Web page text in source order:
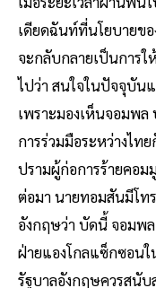
เดียดฉันท์ที่นโยบายข
จะกลับกลายเป็นการ
ไปว่า สนใจในปัจจุบัน
เพราะมองเห็นจอมพ
การร่วมมือระหว่างไท
ปรามผู้ก่อการร้ายคอม
ต่อมา นายทอมสันมีโท
อังกฤษว่า บัดนี้ จอมพ
ฝ่ายแองโกลแซ็กซอน
รัฐบาลอังกฤษควรสนั